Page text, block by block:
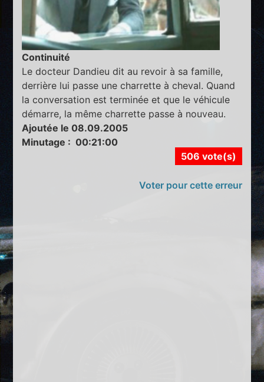
Continuité
Le docteur Dandieu dit au revoir à sa famille,
derrière lui passe une charrette à cheval. Quand
la conversation est terminée et que le véhicule
démarre, la même charrette passe à nouveau.
Ajoutée le 08.09.2005
Minutage : 00:21:00
506 vote(s)
Voter pour cette erreur